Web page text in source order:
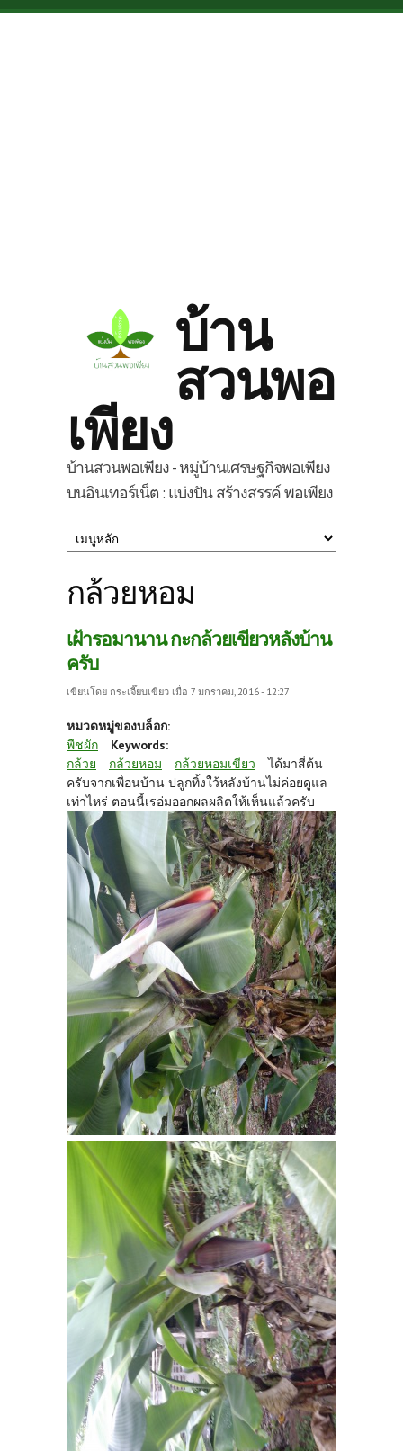
Skip to main content
บ้าน
สวนพอ
เพียง
บ้านสวนพอเพียง - หมู่บ้านเศรษฐกิจพอเพียง
บนอินเทอร์เน็ต : แบ่งปัน สร้างสรรค์ พอเพียง
กล้วยหอม
เฝ้ารอมานาน กะกล้วยเขียวหลังบ้าน
ครับ
เขียนโดย กระเจี๊ยบเขียว เมื่อ 7 มกราคม, 2016 - 12:27
หมวดหมู่ของบล็อก:
พืชผัก
Keywords:
กล้วย
กล้วยหอม กล้วยหอมเขียว
ได้มาสี่ต้น
ครับจากเพื่อนบ้าน ปลูกทิ้งใว้หลังบ้านไม่ค่อยดูแล
เท่าไหร่ ตอนนี้เรอ่มออกผลผลิตให้เห็นแล้วครับ